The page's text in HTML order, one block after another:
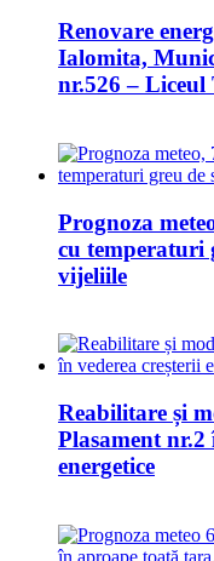
Renovare
Ialomita,
nr.526 – Liceul
Prognoza
cu temperaturi
vijeliile
Reabilitare și
Plasament nr.2
energetice